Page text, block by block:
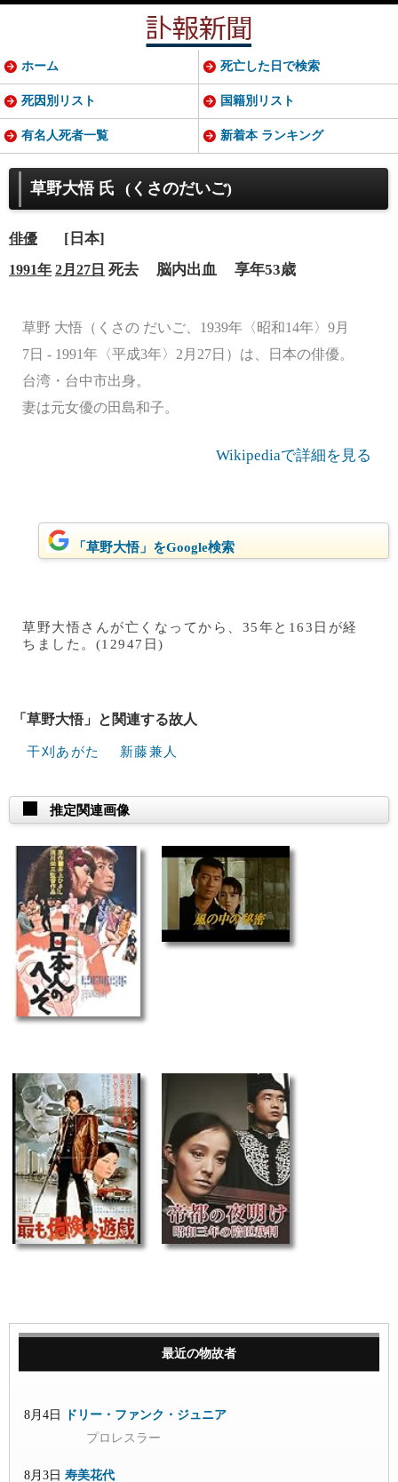
草野大悟 氏 (くさのだいご)
俳優 [日本]
1991年 2月27日 死去 脳内出血 享年53歳
草野 大悟（くさの だいご、1939年〈昭和14年〉9月
7日 - 1991年〈平成3年〉2月27日）は、日本の俳優。
台湾・台中市出身。
妻は元女優の田島和子。
Wikipediaで詳細を見る
「草野大悟」をGoogle検索
草野大悟さんが亡くなってから、35年と163日が経
ちました。(12947日)
「草野大悟」と関連する故人
干刈あがた 新藤兼人
推定関連画像
ホーム 死亡した日で検索
死因別リスト 国籍別リスト
有名人死者一覧 新着本 ランキング
最近の物故者
8月4日
ドリー・ファンク・ジュニア
プロレスラー
8月3日 寿美花代